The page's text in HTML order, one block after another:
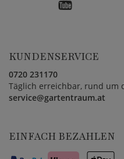
KUNDENSERVICE
0720 231170
Täglich erreichbar, rund um
service@gartentraum.at
EINFACH BEZAHLEN